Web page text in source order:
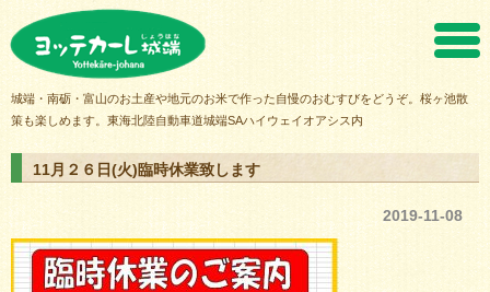
城端・南砺・富山のお土産や地元のお米で作った自慢のおむすびをどうぞ。桜ヶ池散
策も楽しめます。東海北陸自動車道城端SAハイウェイオアシス内
11月２６日(火)臨時休業致します
2019-11-08